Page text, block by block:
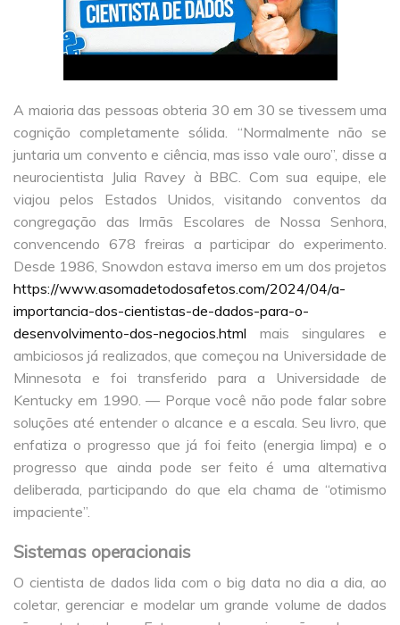
A maioria das pessoas obteria 30 em 30 se tivessem uma
cognição completamente sólida. “Normalmente não se
juntaria um convento e ciência, mas isso vale ouro”, disse a
neurocientista Julia Ravey à BBC. Com sua equipe, ele
viajou pelos Estados Unidos, visitando conventos da
congregação das Irmãs Escolares de Nossa Senhora,
convencendo 678 freiras a participar do experimento.
Desde 1986, Snowdon estava imerso em um dos projetos
https://www.asomadetodosafetos.com/2024/04/a-
importancia-dos-cientistas-de-dados-para-o-
desenvolvimento-dos-negocios.html mais singulares e
ambiciosos já realizados, que começou na Universidade de
Minnesota e foi transferido para a Universidade de
Kentucky em 1990. — Porque você não pode falar sobre
soluções até entender o alcance e a escala. Seu livro, que
enfatiza o progresso que já foi feito (energia limpa) e o
progresso que ainda pode ser feito é uma alternativa
deliberada, participando do que ela chama de “otimismo
impaciente”.
Sistemas operacionais
O cientista de dados lida com o big data no dia a dia, ao
coletar, gerenciar e modelar um grande volume de dados